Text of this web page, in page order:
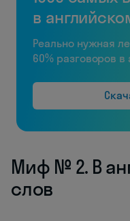
в
Реально нужная
60% разговоров
Миф № 2. В
слов